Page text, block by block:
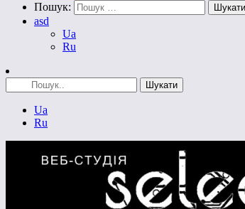
Пошук:
asd
Ua
Ru
Ua
Ru